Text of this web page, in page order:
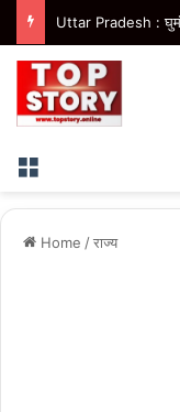
Menu
Home /राज्य